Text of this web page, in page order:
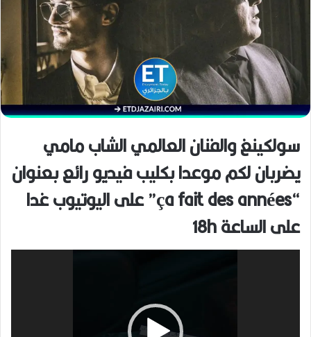
سولكينغ والفنان العالمي الشاب مامي
يضربان لكم موعدا بكليب فيديو رائع بعنوان
“ça fait des années” على اليوتيوب غدا
على الساعة 18h